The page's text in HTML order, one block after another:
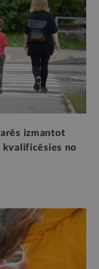
izmantot
kvalificēsies no